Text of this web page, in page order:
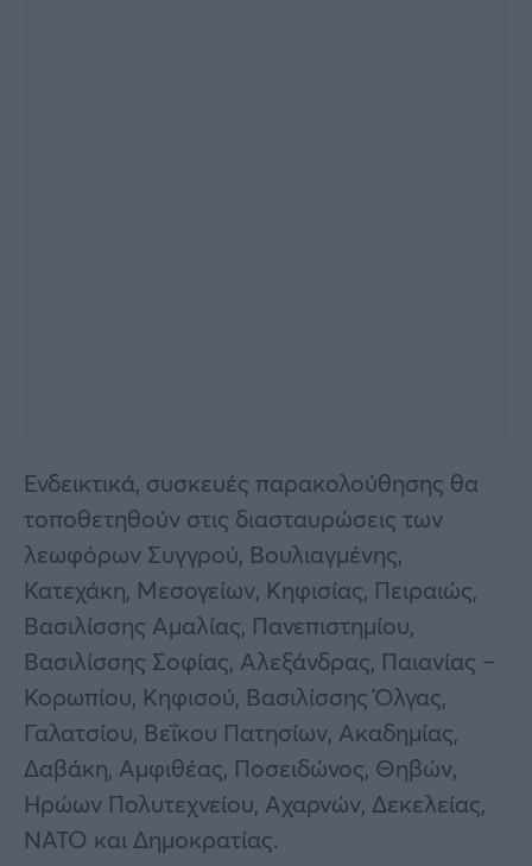
Ενδεικτικά, συσκευές παρακολούθησης θα
τοποθετηθούν στις διασταυρώσεις των
λεωφόρων Συγγρού, Βουλιαγμένης,
Κατεχάκη, Μεσογείων, Κηφισίας, Πειραιώς,
Βασιλίσσης Αμαλίας, Πανεπιστημίου,
Βασιλίσσης Σοφίας, Αλεξάνδρας, Παιανίας –
Κορωπίου, Κηφισού, Βασιλίσσης Όλγας,
Γαλατσίου, Βεΐκου Πατησίων, Ακαδημίας,
Δαβάκη, Αμφιθέας, Ποσειδώνος, Θηβών,
Ηρώων Πολυτεχνείου, Αχαρνών, Δεκελείας,
ΝΑΤΟ και Δημοκρατίας.